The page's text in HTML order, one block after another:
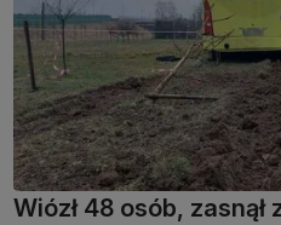
Wiózł 48 osób,